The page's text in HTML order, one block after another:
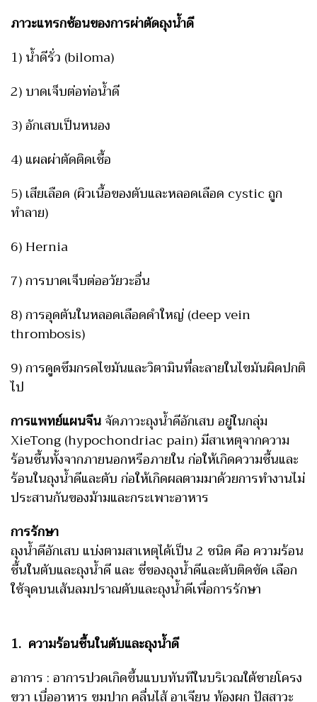
ภาวะแทรกซ้อนของการผ่าตัดถุงน้ำดี
1) น้ำดีรั่ว (biloma)
2) บาดเจ็บต่อท่อน้ำดี
3) อักเสบเป็นหนอง
4) แผลผ่าตัดติดเชื้อ
5) เสียเลือด (ผิวเนื้อของตับและหลอดเลือด cystic ถูก
ทำลาย)
6) Hernia
7) การบาดเจ็บต่ออวัยวะอื่น
8) การอุดตันในหลอดเลือดดำใหญ่ (deep vein
thrombosis)
9) การดูดซึมกรดไขมันและวิตามินที่ละลายในไขมันผิดปกติ
ไป
การแพทย์แผนจีนจัดภาวะถุงน้ำดีอักเสบ อยู่ในกลุ่ม
XieTong (hypochondriac pain) มีสาเหตุจากความ
ร้อนชื้นทั้งจากภายนอกหรือภายใน ก่อให้เกิดความชื้นและ
ร้อนในถุงน้ำดีและตับ ก่อให้เกิดผลตามมาด้วยการทำงานไม่
ประสานกันของม้ามและกระเพาะอาหาร
การรักษา
ถุงน้ำดีอักเสบ แบ่งตามสาเหตุได้เป็น 2 ชนิด คือ ความร้อน
ชื้นในตับและถุงน้ำดี และ ชี่ของถุงน้ำดีและตับติดขัด เลือก
ใช้จุดบนเส้นลมปราณตับและถุงน้ำดีเพื่อการรักษา
1. ความร้อนชื้นในตับและถุงน้ำดี
อาการ : อาการปวดเกิดขึ้นแบบทันทีในบริเวณใต้ชายโครง
ขวา เบื่ออาหาร ขมปาก คลื่นไส้ อาเจียน ท้องผูก ปัสสาวะ